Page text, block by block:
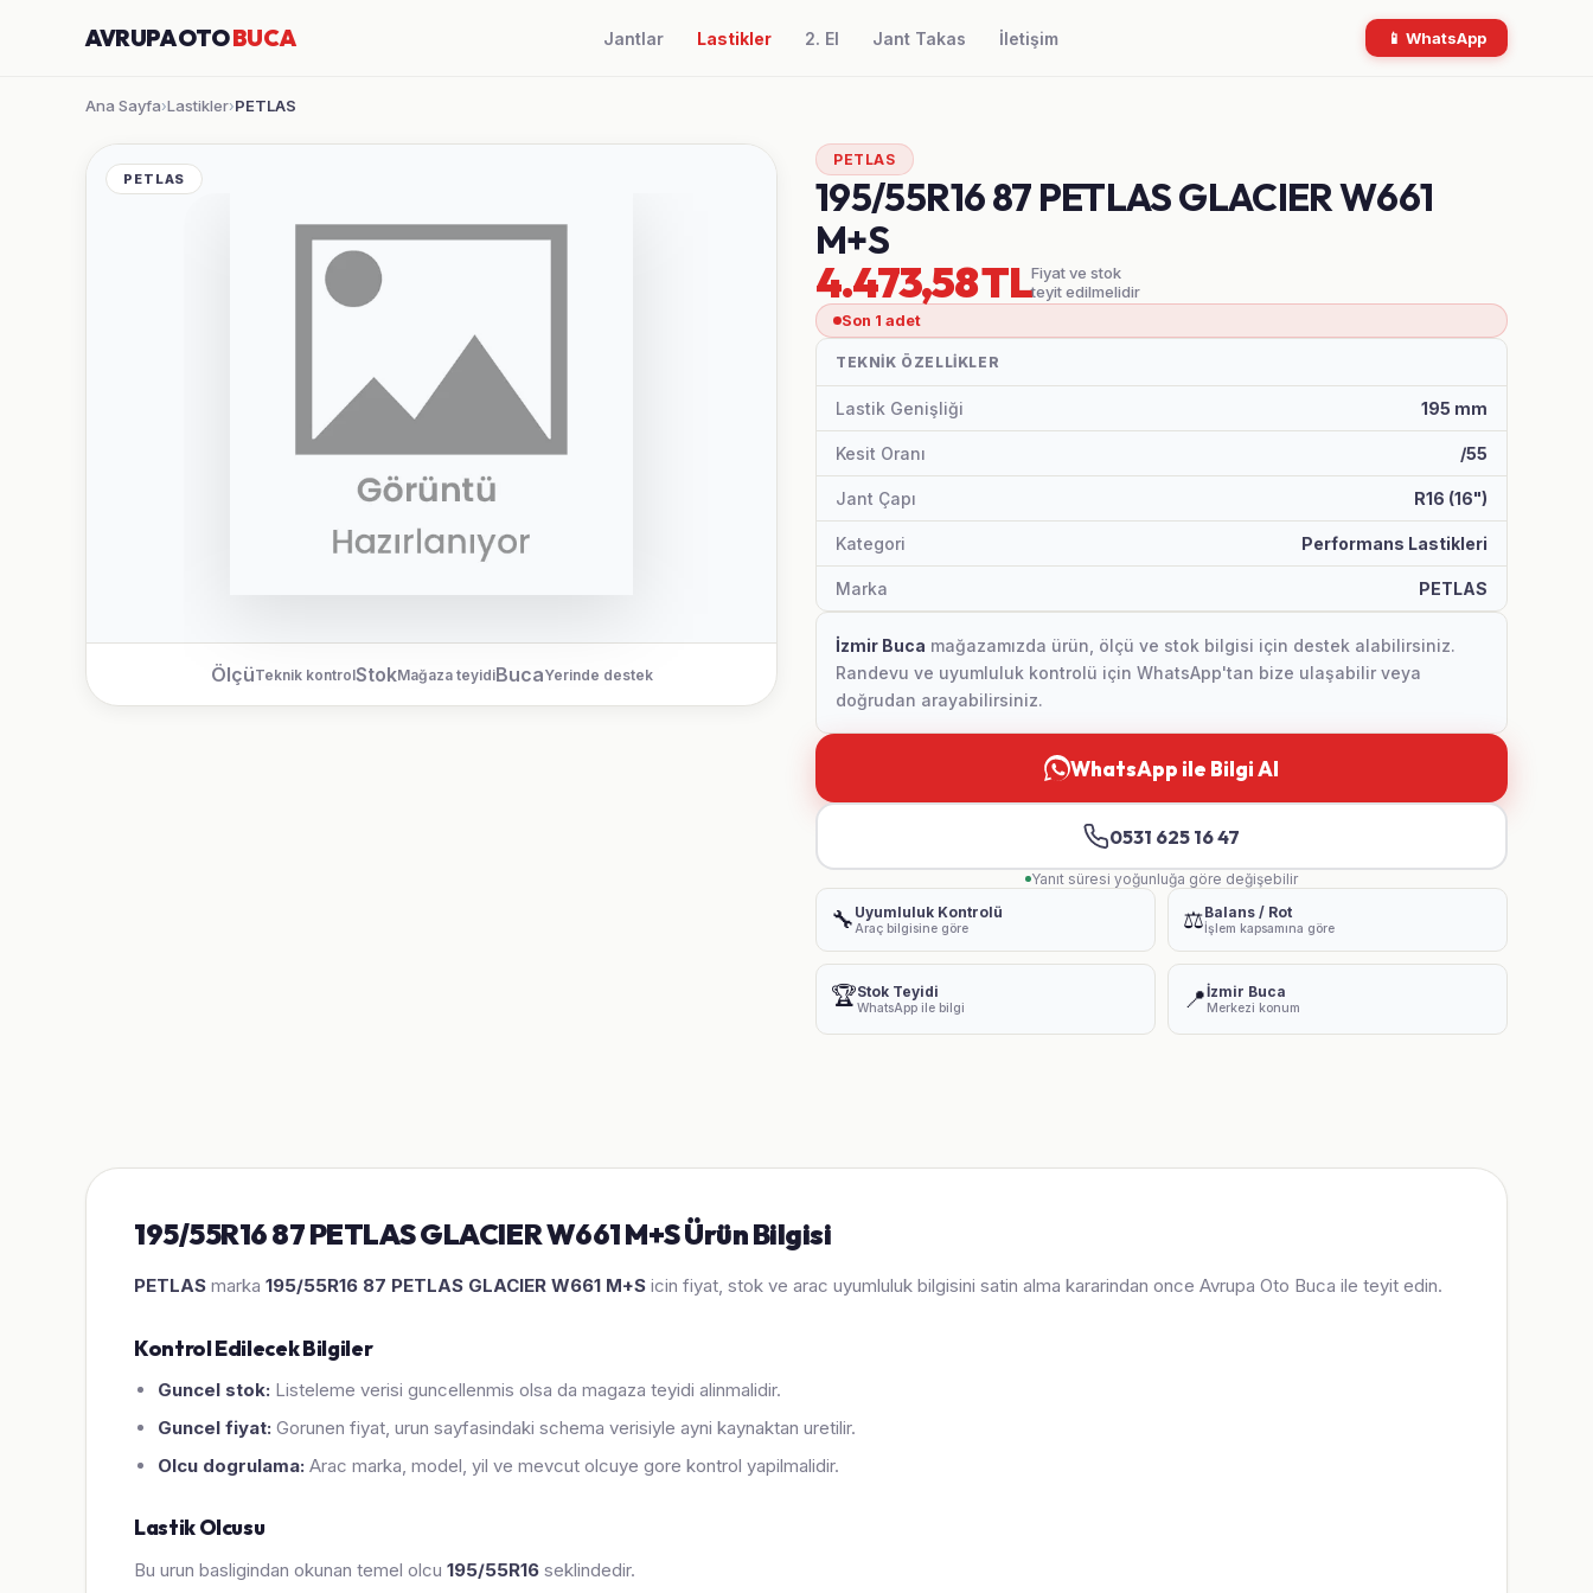
AVRUPA OTOBUCA Jantlar Lastikler 2. El Jant Takas İletişim 📱 WhatsApp
Ana Sayfa›Lastikler›PETLAS
PETLAS
ÖlçüTeknik kontrolStokMağaza teyidiBucaYerinde destek
PETLAS
195/55R16 87 PETLAS GLACIER W661
M+S
4.473,58 TLFiyat ve stok
teyit edilmelidir
Son 1 adet
TEKNIK ÖZELLIKLER
Lastik Genişliği 195 mm
Kesit Oranı /55
Jant Çapı R16 (16")
Kategori Performans Lastikleri
Marka PETLAS
İzmir Buca mağazamızda ürün, ölçü ve stok bilgisi için destek alabilirsiniz.
Randevu ve uyumluluk kontrolü için WhatsApp'tan bize ulaşabilir veya
doğrudan arayabilirsiniz.
WhatsApp ile Bilgi Al
0531 625 16 47
Yanıt süresi yoğunluğa göre değişebilir
🔧 Uyumluluk Kontrolü
Araç bilgisine göre ⚖️Balans / Rot
İşlem kapsamına göre
🏆Stok Teyidi
WhatsApp ile bilgi 📍İzmir Buca
Merkezi konum
195/55R16 87 PETLAS GLACIER W661 M+S Ürün Bilgisi
PETLAS marka 195/55R16 87 PETLAS GLACIER W661 M+S icin fiyat, stok ve arac uyumluluk bilgisini satin alma kararindan once Avrupa Oto Buca ile teyit edin.
Kontrol Edilecek Bilgiler
Guncel stok: Listeleme verisi guncellenmis olsa da magaza teyidi alinmalidir.
Guncel fiyat: Gorunen fiyat, urun sayfasindaki schema verisiyle ayni kaynaktan uretilir.
Olcu dogrulama: Arac marka, model, yil ve mevcut olcuye gore kontrol yapilmalidir.
Lastik Olcusu
Bu urun basligindan okunan temel olcu 195/55R16 seklindedir.